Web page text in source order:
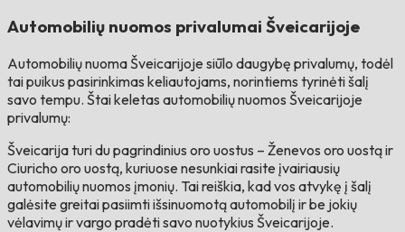
Automobilių nuomos privalumai Šveicarijoje
Automobilių nuoma Šveicarijoje siūlo daugybę privalumų, todėl
tai puikus pasirinkimas keliautojams, norintiems tyrinėti šalį
savo tempu. Štai keletas automobilių nuomos Šveicarijoje
privalumų:
Šveicarija turi du pagrindinius oro uostus – Ženevos oro uostą ir
Ciuricho oro uostą, kuriuose nesunkiai rasite įvairiausių
automobilių nuomos įmonių. Tai reiškia, kad vos atvykę į šalį
galėsite greitai pasiimti išsinuomotą automobilį ir be jokių
vėlavimų ir vargo pradėti savo nuotykius Šveicarijoje.